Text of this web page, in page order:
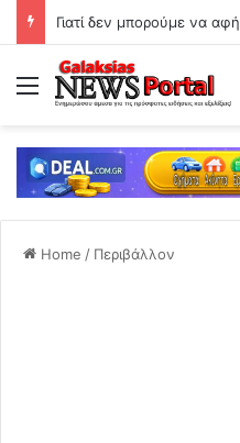
Γιατί δεν μπορούμε να
Menu
Home / Περιβάλλον